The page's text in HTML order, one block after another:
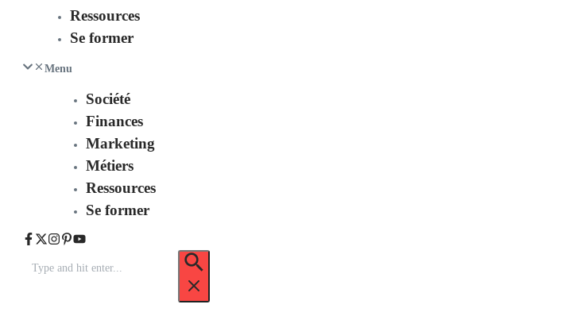
Ressources
Se former
Menu
Société
Finances
Marketing
Métiers
Ressources
Se former
pour